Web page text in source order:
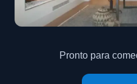
Pronto para